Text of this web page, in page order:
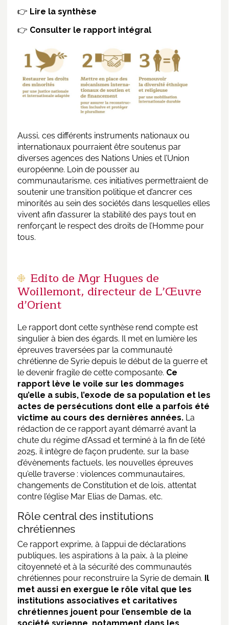
👉 Lire la synthèse
👉 Consulter le rapport intégral
Aussi, ces différents instruments nationaux ou
internationaux pourraient être soutenus par
diverses agences des Nations Unies et l’Union
européenne. Loin de pousser au
communautarisme, ces initiatives permettraient de
soutenir une transition politique et d’ancrer ces
minorités au sein des sociétés dans lesquelles elles
vivent afin d’assurer la stabilité des pays tout en
renforçant le respect des droits de l’Homme pour
tous.
Edito de Mgr Hugues de
Woillemont, directeur de L’Œuvre
d’Orient
Le rapport dont cette synthèse rend compte est
singulier à bien des égards. Il met en lumière les
épreuves traversées par la communauté
chrétienne de Syrie depuis le début de la guerre et
le devenir fragile de cette composante. Ce
rapport lève le voile sur les dommages
qu’elle a subis, l’exode de sa population et les
actes de persécutions dont elle a parfois été
victime au cours des dernières années. La
rédaction de ce rapport ayant démarré avant la
chute du régime d’Assad et terminé à la fin de l’été
2025, il intègre de façon prudente, sur la base
d’évènements factuels, les nouvelles épreuves
qu’elle traverse : violences communautaires,
changements de Constitution et de lois, attentat
contre l’église Mar Elias de Damas, etc.
Rôle central des institutions
chrétiennes
Ce rapport exprime, à l’appui de déclarations
publiques, les aspirations à la paix, à la pleine
citoyenneté et à la sécurité des communautés
chrétiennes pour reconstruire la Syrie de demain. Il
met aussi en exergue le rôle vital que les
institutions associatives et caritatives
chrétiennes jouent pour l’ensemble de la